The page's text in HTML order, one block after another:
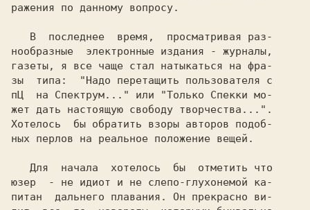
ражения по данному вопросу.
нообразные  электронные издания - журналы,
газеты, я все чаще стал натыкаться на фра-
зы  типа:
"Надо перетащить пользователя с
пЦ  на Спектрум..." или
"Только Спекки мо-
Хотелось  бы обратить взоры авторов подоб-
ных перлов на реальное
юзер  - не идиот и не слепо-глухонемой ка-
питан  дальнего плавания. Он прекрасно ви-